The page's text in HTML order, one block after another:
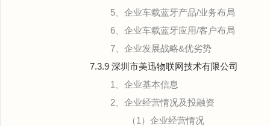
5、企业车载蓝牙产品/业务布局
6、企业车载蓝牙应用/客户布局
7、企业发展战略&优劣势
7.3.9 深圳市美迅物联网技术有限公司
1、企业基本信息
2、企业经营情况及投融资
（1）企业经营情况